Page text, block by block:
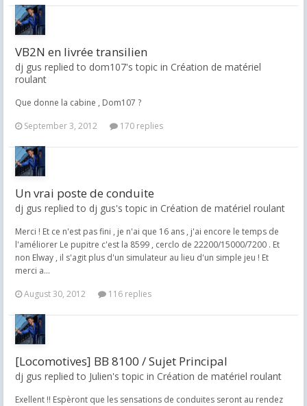
VB2N en livrée transilien
dj gus replied to dom107's topic in Création de matériel
roulant
Que donne la cabine , Dom107 ?
September 3, 2012
170 replies
Un vrai poste de conduite
dj gus replied to dj gus's topic in Création de matériel roulant
Merci ! Et ce n'est pas fini , je n'ai que 16 ans , j'ai encore le temps de
l'améliorer Le pupitre c'est la 8599 , cerclo de 22200/15000/7200 . Et
non Elway , il s'agit plus d'un simulateur au lieu d'un simple jeu ! Et
merci a...
August 30, 2012
116 replies
[Locomotives] BB 8100 / Sujet Principal
dj gus replied to Julien's topic in Création de matériel roulant
Exellent !! Espèront que les sensations de conduites seront au rendez